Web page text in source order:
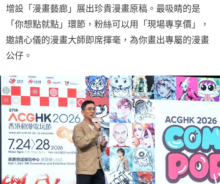
增設「漫畫藝廊」展出珍貴漫畫原稿。最吸睛的是
「你想點就點」環節，粉絲可以用「現場專享價」，
邀請心儀的漫畫大師即席揮毫，為你畫出專屬的漫畫
公仔。